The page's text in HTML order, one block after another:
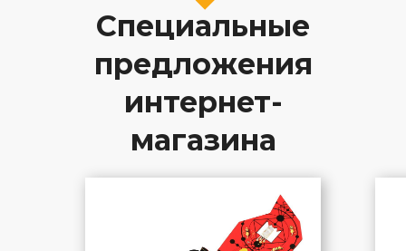
Специальные
предложения
интернет-
магазина